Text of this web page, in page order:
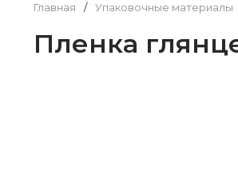
Главная / Упаковочные материалы
Пленка